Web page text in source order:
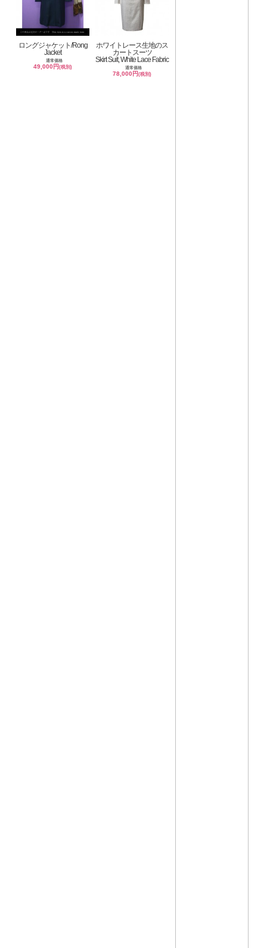
ロングジャケット/Rong
Jacket
通常価格
49,000円(税別)
ホワイトレース生地のス
カートスーツ
Skirt Suit, White Lace Fabric
通常価格
78,000円(税別)